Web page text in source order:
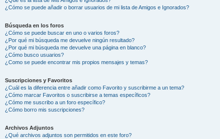
¿Cómo se puede añadir o borrar usuarios de mi lista de Amigos e Ignorados?
Búsqueda en los foros
¿Cómo se puede buscar en uno o varios foros?
¿Por qué mi búsqueda me devuelve ningún resultado?
¿Por qué mi búsqueda me devuelve una página en blanco?
¿Cómo busco usuarios?
¿Como se puede encontrar mis propios mensajes y temas?
Suscripciones y Favoritos
¿Cuál es la diferencia entre añadir como Favorito y suscribirme a un tema?
¿Cómo marcar Favoritos o suscribirse a temas específicos?
¿Cómo me suscribo a un foro específico?
¿Cómo borro mis suscripciones?
Archivos Adjuntos
¿Qué archivos adjuntos son permitidos en este foro?